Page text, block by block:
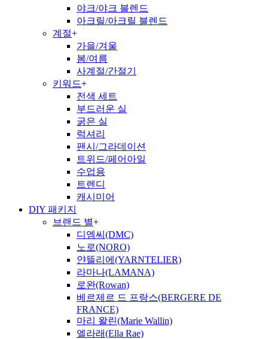
야크/야크 블렌드
아크릴/아크릴 블렌드
계절+
가을/겨울
봄/여름
사계절/간절기
키워드+
전색 세트
부드러운 실
굵은 실
럭셔리
팬시/그라데이션
트위드/페어아일
수업용
트렌디
캐시미어
DIY 패키지
브랜드 별+
디엠씨(DMC)
노로(NORO)
얀뜰리에(YARNTELIER)
라마나(LAMANA)
로완(Rowan)
베르제르 드 프랑스(BERGERE DE
FRANCE)
마리 왈린(Marie Wallin)
엘라래(Ella Rae)